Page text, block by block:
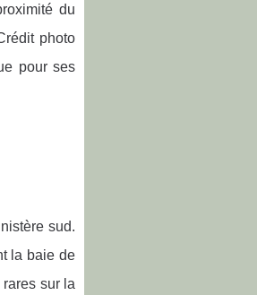
du
photo
pour ses
sud.
la baie de
sur la